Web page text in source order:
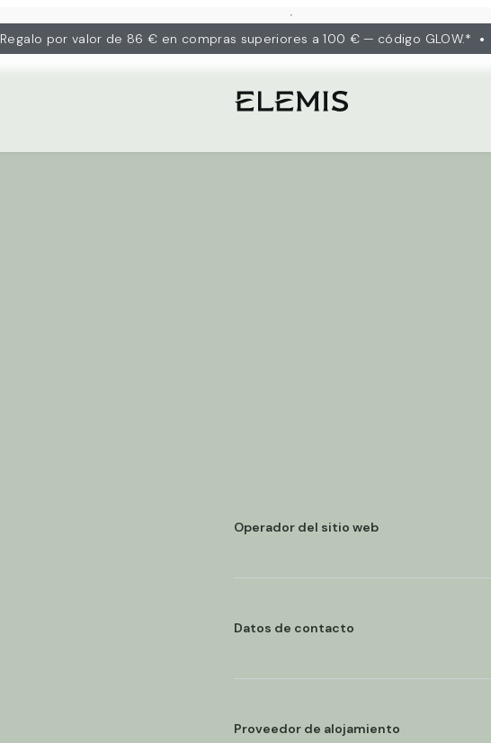
Regalo por valor de 86 € en compras superiores a 100 € — código GLOW.* •
Operador del sitio web
Datos de contacto
Proveedor de alojamiento